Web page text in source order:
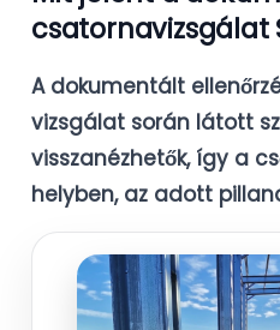
csatornavizsgálat
A dokumentált
vizsgálat során látott
visszanézhetők, így a
helyben, az adott